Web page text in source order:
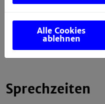
Campusplan
Sprechzeiten
Alle Cookies
ablehnen